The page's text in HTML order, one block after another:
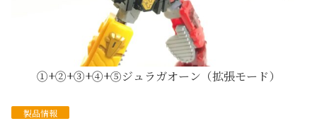
①+②+③+④+⑤ジュラガオーン（拡張モード）
製品情報